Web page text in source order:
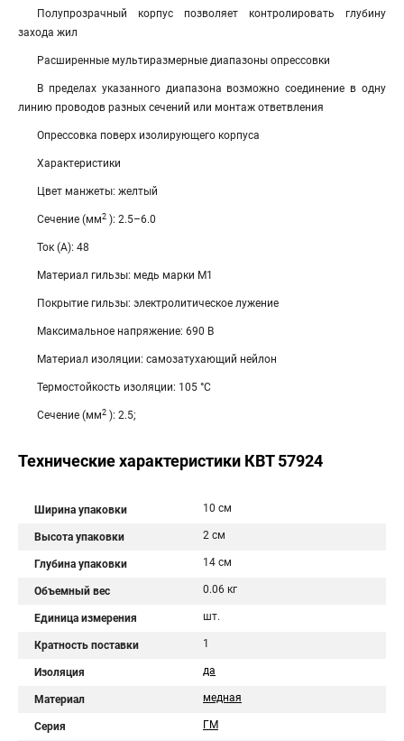
Полупрозрачный корпус позволяет контролировать глубину
захода жил
Расширенные мультиразмерные диапазоны опрессовки
В пределах указанного диапазона возможно соединение в одну
линию проводов разных сечений или монтаж ответвления
Опрессовка поверх изолирующего корпуса
Характеристики
Цвет манжеты: желтый
Сечение (мм2 ): 2.5–6.0
Ток (А): 48
Материал гильзы: медь марки М1
Покрытие гильзы: электролитическое лужение
Максимальное напряжение: 690 В
Материал изоляции: самозатухающий нейлон
Термостойкость изоляции: 105 °C
Сечение (мм2 ): 2.5;
Технические характеристики КВТ 57924
Ширина упаковки 10 см
Высота упаковки 2 см
Глубина упаковки 14 см
Объемный вес 0.06 кг
Единица измерения шт.
Кратность поставки 1
Изоляция да
Материал медная
Серия ГМ